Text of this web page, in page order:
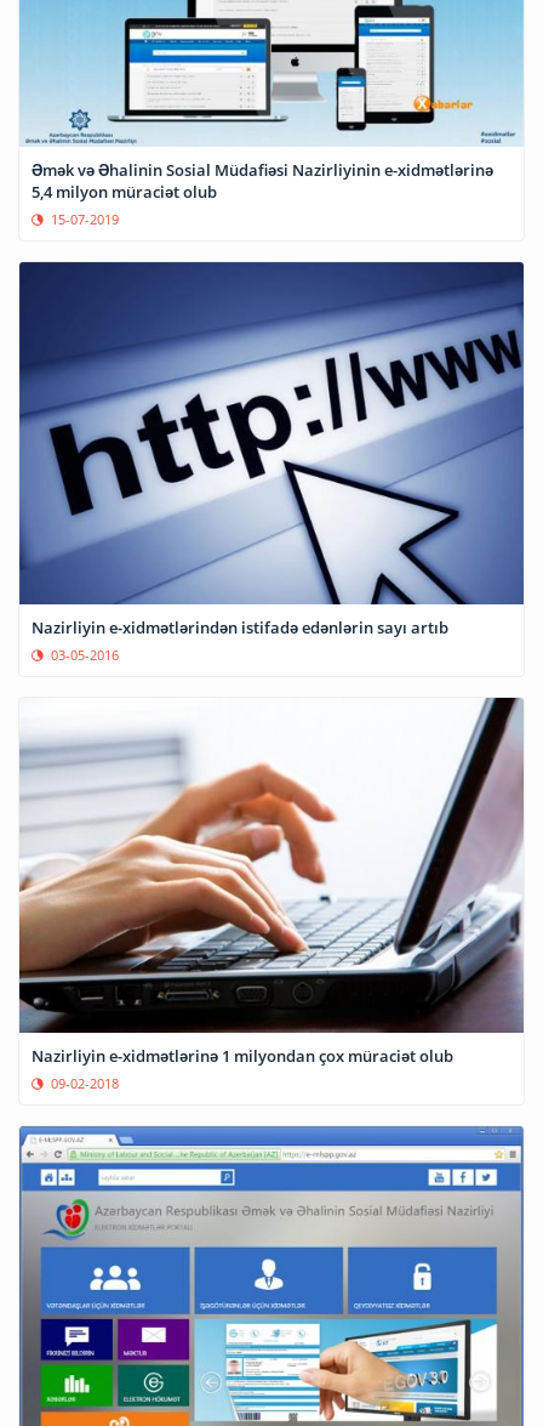
Əmək və Əhalinin Sosial Müdafiəsi Nazirliyinin e-xidmətlərinə
5,4 milyon müraciət olub
15-07-2019
Nazirliyin e-xidmətlərindən istifadə edənlərin sayı artıb
03-05-2016
Nazirliyin e-xidmətlərinə 1 milyondan çox müraciət olub
09-02-2018